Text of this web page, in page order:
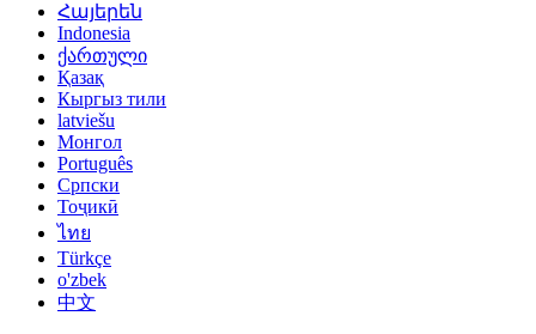
Հայերեն
Indonesia
ქართული
Қазақ
Кыргыз тили
latviešu
Монгол
Português
Српски
Тоҷикӣ
ไทย
Türkçe
o'zbek
中文